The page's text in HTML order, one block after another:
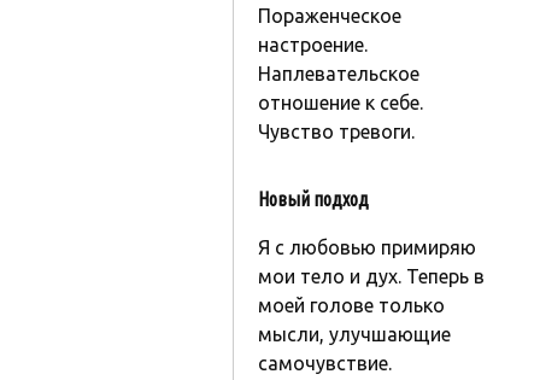
Пораженческое
настроение.
Наплевательское
отношение к себе.
Чувство тревоги.
Новый подход
Я с любовью примиряю
мои тело и дух. Теперь в
моей голове только
мысли, улучшающие
самочувствие.